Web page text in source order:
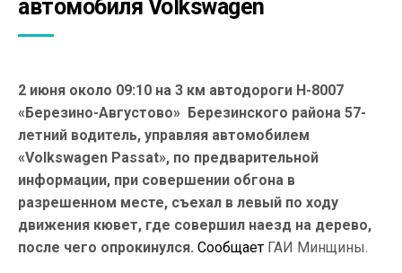
автомобиля Volkswagen
2 июня около 09:10 на 3 км автодороги Н-8007
«Березино-Августово» Березинского района 57-
летний водитель, управляя автомобилем
«Volkswagen Passat», по предварительной
информации, при совершении обгона в
разрешенном месте, съехал в левый по ходу
движения кювет, где совершил наезд на дерево,
после чего опрокинулся. Сообщает ГАИ Минщины.